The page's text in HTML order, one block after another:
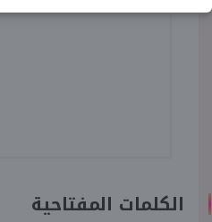
الكلمات المفتاحية